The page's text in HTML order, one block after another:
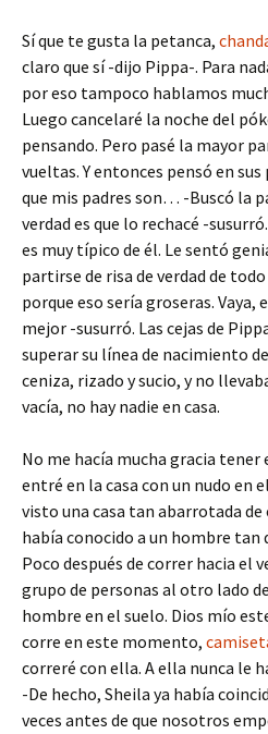
Sí que te gusta la petanca,
claro que sí -dijo Pippa-. Para
por eso tampoco hablamos
Luego cancelaré la noche del
pensando. Pero pasé la mayor
vueltas. Y entonces pensó en sus
que mis padres son… -Buscó la
verdad es que lo rechacé -
es muy típico de él. Le sentó
partirse de risa de verdad de
porque eso sería groseras. Vaya,
mejor -susurró. Las cejas de
superar su línea de nacimiento
ceniza, rizado y sucio, y no
vacía, no hay nadie en casa.
No me hacía mucha gracia tener
entré en la casa con un nudo en
visto una casa tan abarrotada
había conocido a un hombre tan
Poco después de correr hacia el
grupo de personas al otro lado
hombre en el suelo. Dios mío
corre en este momento,
correré con ella. A ella nunca le
-De hecho, Sheila ya había
veces antes de que nosotros